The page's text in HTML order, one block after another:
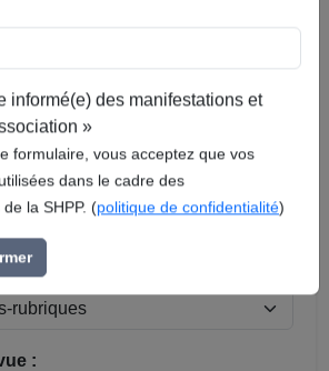
Réinitialiser
Commune :
:
informé(e) des manifestations et
»
formulaire, vous acceptez que vos
dans le cadre des
la SHPP. (politique de confidentialité)